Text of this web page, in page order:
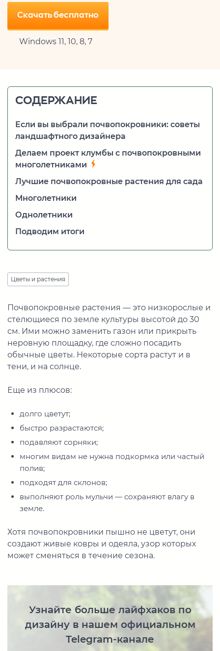
Скачать бесплатно
Windows 11, 10, 8, 7
СОДЕРЖАНИЕ
Если вы выбрали почвопокровники: советы
ландшафтного дизайнера
Делаем проект клумбы с почвопокровными
многолетниками
Лучшие почвопокровные растения для сада
Многолетники
Однолетники
Подводим итоги
Цветы и растения
Почвопокровные растения — это низкорослые и
стелющиеся по земле культуры высотой до 30
см. Ими можно заменить газон или прикрыть
неровную площадку, где сложно посадить
обычные цветы. Некоторые сорта растут и в
тени, и на солнце.
Еще из плюсов:
долго цветут;
быстро разрастаются;
подавляют сорняки;
многим видам не нужна подкормка или частый
полив;
подходят для склонов;
выполняют роль мульчи — сохраняют влагу в
земле.
Хотя почвопокровники пышно не цветут, они
создают живые ковры и одеяла, узор которых
может сменяться в течение сезона.
Узнайте больше лайфхаков по
дизайну в нашем официальном
Telegram-канале